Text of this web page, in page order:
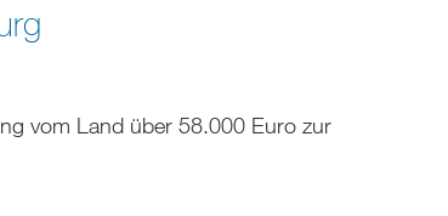
vom Land über 58.000 Euro zur